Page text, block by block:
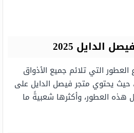
2025
العطور التي تلائم جميع الأذواق
حيث يحتوي متجر فيصل الدايل على
أفضل هذه العطور، وأكثرها شعبيةً ما